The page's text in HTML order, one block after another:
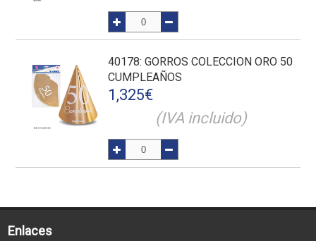
40178: GORROS COLECCION ORO 50
CUMPLEAÑOS
1,325€
(IVA incluido)
Enlaces